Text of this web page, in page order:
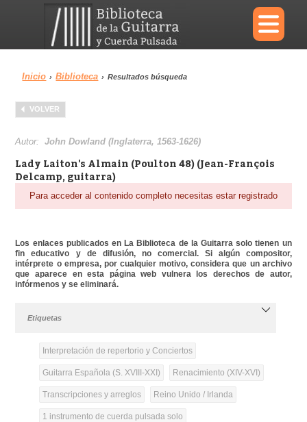
×
Menu
Biblioteca Diccionario
Área personal Reproductor
Inicio › Biblioteca › Resultados búsqueda
VOLVER
Autor:John Dowland (Inglaterra, 1563-1626)
Lady Laiton's Almain (Poulton 48) (Jean-François
Delcamp, guitarra)
Para acceder al contenido completo necesitas estar registrado
Los enlaces publicados en La Biblioteca de la Guitarra solo tienen un
fin educativo y de difusión, no comercial. Si algún compositor,
intérprete o empresa, por cualquier motivo, considera que un archivo
que aparece en esta página web vulnera los derechos de autor,
infórmenos y se eliminará.
Etiquetas
Interpretación de repertorio y Conciertos
Guitarra Española (S. XVIII-XXI) Renacimiento (XIV-XVI)
Transcripciones y arreglos Reino Unido / Irlanda
1 instrumento de cuerda pulsada solo